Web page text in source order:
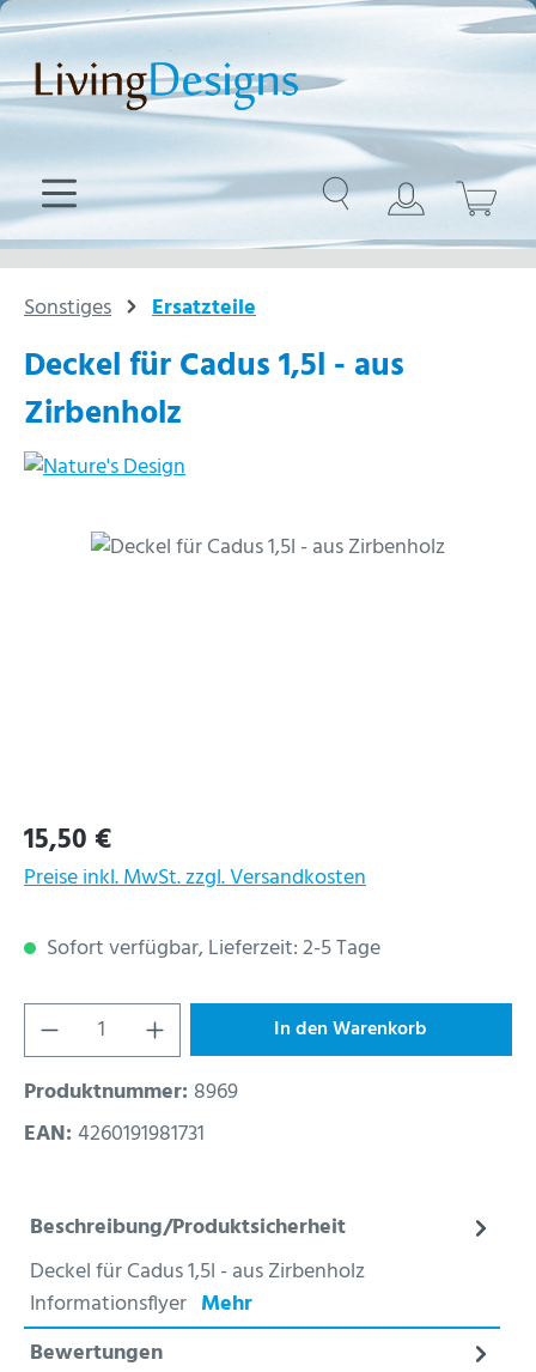
Zum Hauptinhalt springen
Sonstiges Ersatzteile
Deckel für Cadus 1,5l - aus
Zirbenholz
Bildergalerie überspringen
Regulärer Preis:
15,50 €
Preise inkl. MwSt. zzgl. Versandkosten
Sofort verfügbar, Lieferzeit: 2-5 Tage
Produkt Anzahl: Gib den gewünschten
In den Warenkorb
Produktnummer: 8969
EAN: 4260191981731
Beschreibung/Produktsicherheit
Deckel für Cadus 1,5l - aus Zirbenholz
Informationsflyer Mehr
Bewertungen